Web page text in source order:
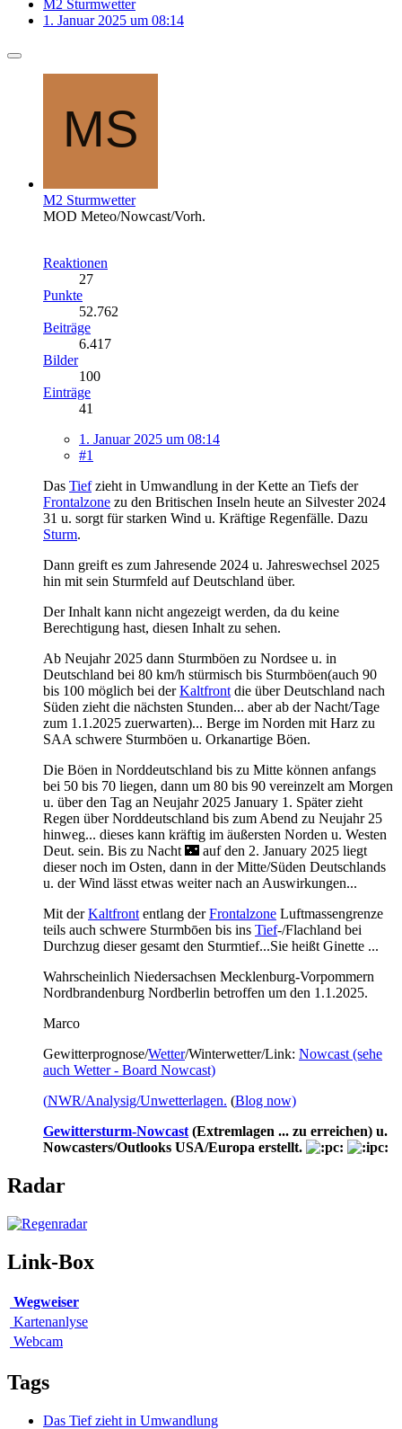
M2 Sturmwetter
1. Januar 2025 um 08:14
M2 Sturmwetter
MOD Meteo/Nowcast/Vorh.
Reaktionen
27
Punkte
52.762
Beiträge
6.417
Bilder
100
Einträge
41
1. Januar 2025 um 08:14
#1
Das Tiefzieht in Umwandlung in der Kette an Tiefs der
Frontalzone zu den Britischen Inseln heute an Silvester 2024
31 u. sorgt für starken Wind u. Kräftige Regenfälle. Dazu
Sturm.
Dann greift es zum Jahresende 2024 u. Jahreswechsel 2025
hin mit sein Sturmfeld auf Deutschland über.
Der Inhalt kann nicht angezeigt werden, da du keine
Berechtigung hast, diesen Inhalt zu sehen.
Ab Neujahr 2025 dann Sturmböen zu Nordsee u. in
Deutschland bei 80 km/h stürmisch bis Sturmböen(auch 90
bis 100 möglich bei derKaltfront die über Deutschland nach
Süden zieht die nächsten Stunden... aber ab der Nacht/Tage
zum 1.1.2025 zuerwarten)... Berge im Norden mit Harz zu
SAA schwere Sturmböen u. Orkanartige Böen.
Die Böen in Norddeutschland bis zu Mitte können anfangs
bei 50 bis 70 liegen, dann um 80 bis 90 vereinzelt am Morgen
u. über den Tag an Neujahr 2025 January 1. Später zieht
Regen über Norddeutschland bis zum Abend zu Neujahr 25
hinweg... dieses kann kräftig im äußersten Norden u. Westen
Deut. sein. Bis zu Nacht 🌃 auf den 2. January 2025 liegt
dieser noch im Osten, dann in der Mitte/Süden Deutschlands
u. der Wind lässt etwas weiter nach an Auswirkungen...
Mit derKaltfront entlang derFrontalzone Luftmassengrenze
teils auch schwere Sturmbōen bis ins Tief-/Flachland bei
Durchzug dieser gesamt den Sturmtief...Sie heißt Ginette ...
Wahrscheinlich Niedersachsen Mecklenburg-Vorpommern
Nordbrandenburg Nordberlin betroffen um den 1.1.2025.
Marco
Gewitterprognose/Wetter/Winterwetter/Link: Nowcast (sehe
auch Wetter - Board Nowcast)
(NWR/Analysig/Unwetterlagen. (Blog now)
Gewittersturm-Nowcast (Extremlagen ... zu erreichen) u.
Nowcasters/Outlooks USA/Europa erstellt.
Radar
Link-Box
Wegweiser
Kartenanlyse
Webcam
Tags
Das Tief zieht in Umwandlung